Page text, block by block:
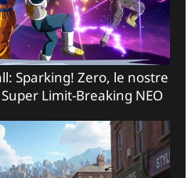
Sparking! Zero, le nostre
Limit-Breaking NEO